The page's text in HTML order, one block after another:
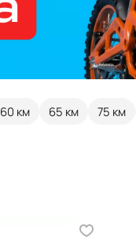
60 км 65 км 75 км